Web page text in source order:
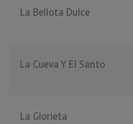
La Bellota Dulce
La Cueva Y El Santo
La Glorieta